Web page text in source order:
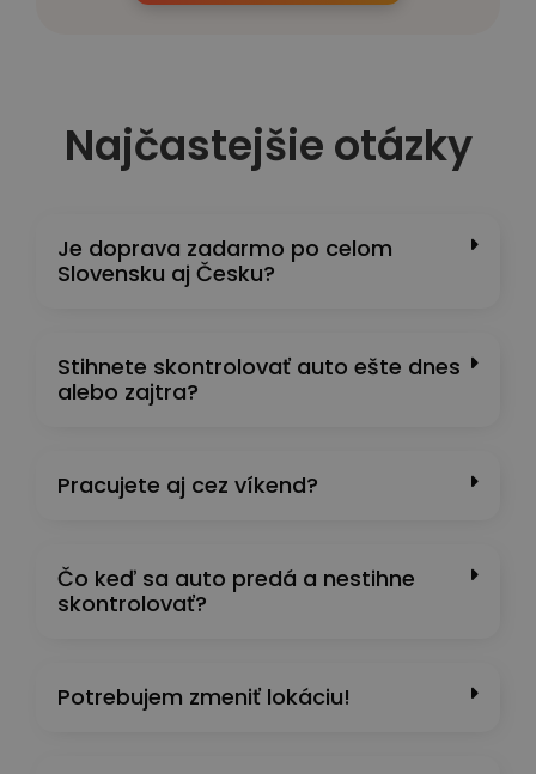
Najčastejšie otázky
Je doprava zadarmo po celom
Slovensku aj Česku?
Stihnete skontrolovať auto ešte dnes
alebo zajtra?
Pracujete aj cez víkend?
Čo keď sa auto predá a nestihne
skontrolovať?
Potrebujem zmeniť lokáciu!